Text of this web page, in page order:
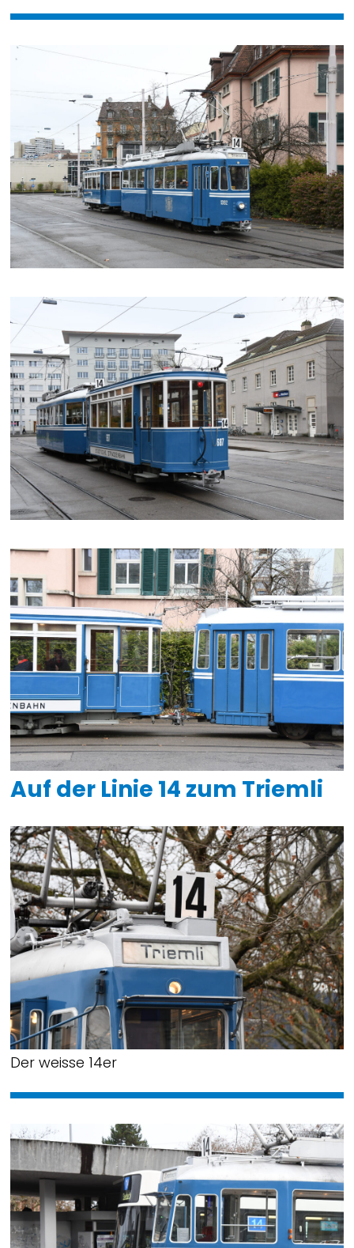
Auf der Linie 14 zum Triemli
Der weisse 14er